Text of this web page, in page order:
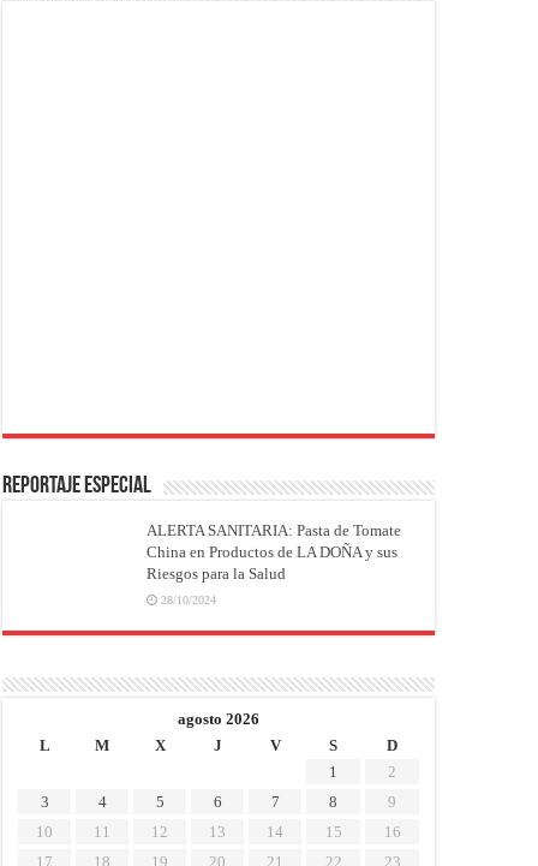
REPORTAJE ESPECIAL
ALERTA SANITARIA: Pasta de Tomate
China en Productos de LA DOÑA y sus
Riesgos para la Salud
28/10/2024
agosto 2026
L
M X J V S
D
1
2
3
4 5 6 7 8
9
10
11 12 13 14 15
16
17
18 19 20 21 22 23